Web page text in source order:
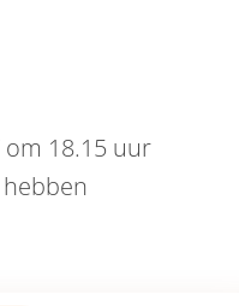
om 18.15 uur